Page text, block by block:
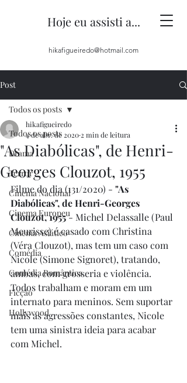
Hoje eu assisti a...
hikafigueiredo@hotmail.com
Post
Todos os posts
Drama
Terror
Cinema Nacional
Cinema Europeu
Cinema Asiático
Comédia
Comédia Romântica
Ficção
Hollywood
Todos os posts
"As Diabólicas", de Henri-
Georges Clouzot, 1955
hikafigueiredo
4 de abr. de 2020 2 min de leitura
Filme do dia (131/2020) - "As
Diabólicas", de Henri-Georges
Clouzot, 1955 - Michel Delassalle (Paul
Meurisse) é casado com Christina
(Véra Clouzot), mas tem um caso com
Nicole (Simone Signoret), tratando,
ambas, com grosseria e violência.
Todos trabalham e moram em um
internato para meninos. Sem suportar
mais as agressões constantes, Nicole
tem uma sinistra ideia para acabar
com Michel.